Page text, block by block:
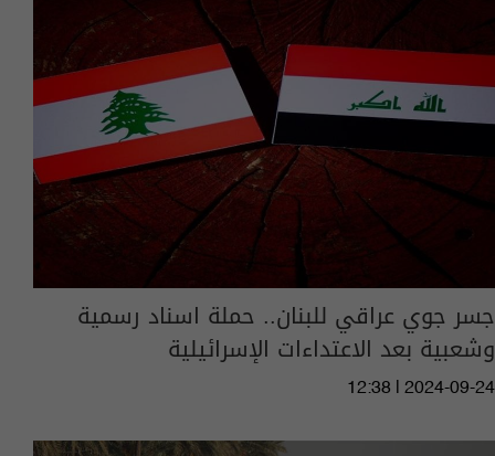
جسر جوي عراقي للبنان.. حملة اسناد رسمية
وشعبية بعد الاعتداءات الإسرائيلية
12:38 | 2024-09-24